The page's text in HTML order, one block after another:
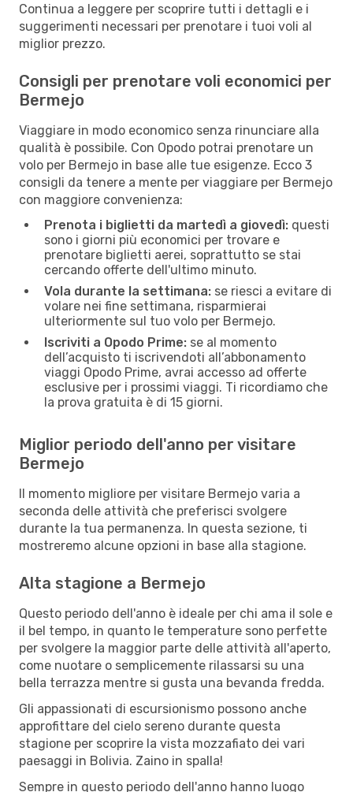
Continua a leggere per scoprire tutti i dettagli e i
suggerimenti necessari per prenotare i tuoi voli al
miglior prezzo.
Consigli per prenotare voli economici per
Bermejo
Viaggiare in modo economico senza rinunciare alla
qualità è possibile. Con Opodo potrai prenotare un
volo per Bermejo in base alle tue esigenze. Ecco 3
consigli da tenere a mente per viaggiare per Bermejo
con maggiore convenienza:
Prenota i biglietti da martedì a giovedì: questi
sono i giorni più economici per trovare e
prenotare biglietti aerei, soprattutto se stai
cercando offerte dell'ultimo minuto.
Vola durante la settimana: se riesci a evitare di
volare nei fine settimana, risparmierai
ulteriormente sul tuo volo per Bermejo.
Iscriviti a Opodo Prime: se al momento
dell’acquisto ti iscrivendoti all’abbonamento
viaggi Opodo Prime, avrai accesso ad offerte
esclusive per i prossimi viaggi. Ti ricordiamo che
la prova gratuita è di 15 giorni.
Miglior periodo dell'anno per visitare
Bermejo
Il momento migliore per visitare Bermejo varia a
seconda delle attività che preferisci svolgere
durante la tua permanenza. In questa sezione, ti
mostreremo alcune opzioni in base alla stagione.
Alta stagione a Bermejo
Questo periodo dell'anno è ideale per chi ama il sole e
il bel tempo, in quanto le temperature sono perfette
per svolgere la maggior parte delle attività all'aperto,
come nuotare o semplicemente rilassarsi su una
bella terrazza mentre si gusta una bevanda fredda.
Gli appassionati di escursionismo possono anche
approfittare del cielo sereno durante questa
stagione per scoprire la vista mozzafiato dei vari
paesaggi in Bolivia. Zaino in spalla!
Sempre in questo periodo dell'anno hanno luogo